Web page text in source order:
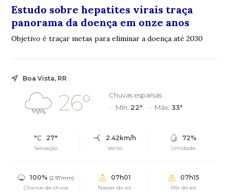
Estudo sobre hepatites virais traça
panorama da doença em onze anos
Objetivo é traçar metas para eliminar a doença até 2030
Boa Vista, RR
26°
Chuvas esparsas
Mín. 22° Máx. 33°
27°
Sensação
2.42km/h
Vento
72%
Umidade
100% (2.97mm)
Chance de chuva
07h01
Nascer do sol
07h15
Pôr do sol